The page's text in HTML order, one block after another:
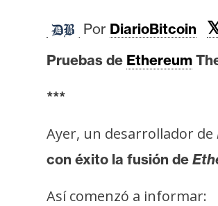
A
n
l
s
i
Por DiarioBitcoin
Pruebas de Ethereum
***
Ayer, un desarrollador de
con éxito la fusión de
Así comenzó a informar: